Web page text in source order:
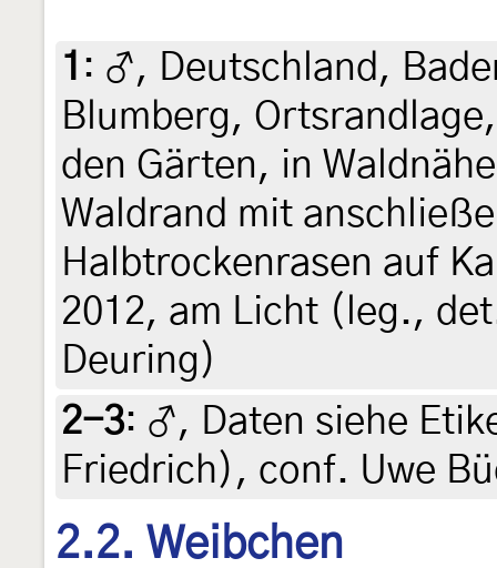
1 : ♂, Deutschland,
Blumberg,
den Gärten, in
Waldrand mit
Halbtrockenrasen auf
2012, am Licht (leg.,
Deuring)
2-3: ♂, Daten siehe
Friedrich), conf. Uwe
2.2. Weibchen